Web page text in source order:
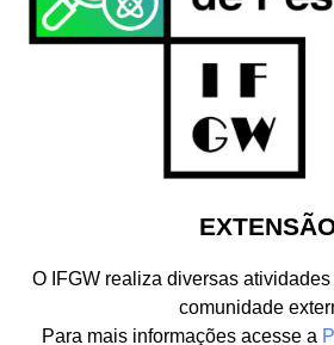
O IFGW realiza diversas
comunidade
Para mais informações acesse a